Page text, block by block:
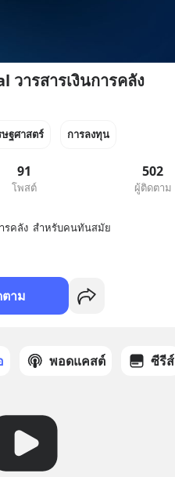
วารสารเงินการคลัง
ษฐศาสตร์ การลงทุน
91
โพสต์
502
ผู้ติดตาม
ารคลัง  สำหรับคนทันสมัย
าม
พอดแคสต์ ซีรีส์